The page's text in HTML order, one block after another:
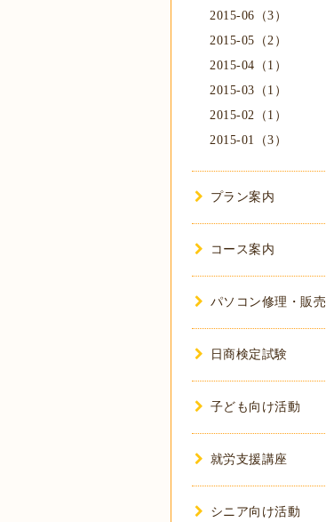
2015-06（3）
2015-05（2）
2015-04（1）
2015-03（1）
2015-02（1）
2015-01（3）
プラン案内
コース案内
パソコン修理・販売
日商検定試験
子ども向け活動
就労支援講座
シニア向け活動